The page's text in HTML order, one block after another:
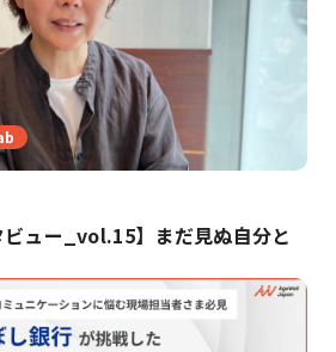
ビュー_vol.15】まだ見ぬ自分と